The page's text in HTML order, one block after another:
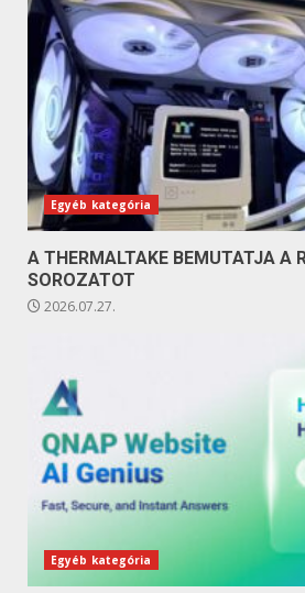
Egyéb kategória
A THERMALTAKE BEMUTATJA A
SOROZATOT
2026.07.27.
Egyéb kategória